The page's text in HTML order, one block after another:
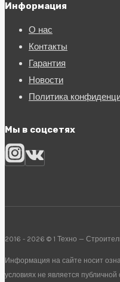
Информация
О нас
Контакты
Гарантия
Новости
Политика
Мы в соцсетях
2016 - 2026 © 1 Техно —
Информация на сайте носит
условиях не является